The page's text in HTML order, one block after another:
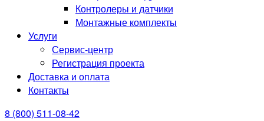
Контролеры и датчики
Монтажные комплекты
Услуги
Сервис-центр
Регистрация проекта
Доставка и оплата
Контакты
8 (800) 511-08-42